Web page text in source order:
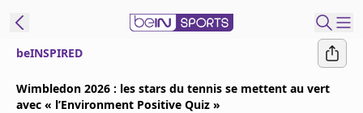
beINSPIRED
Wimbledon 2026 : les stars du tennis se mettent au vert
avec « l’Environment Positive Quiz »